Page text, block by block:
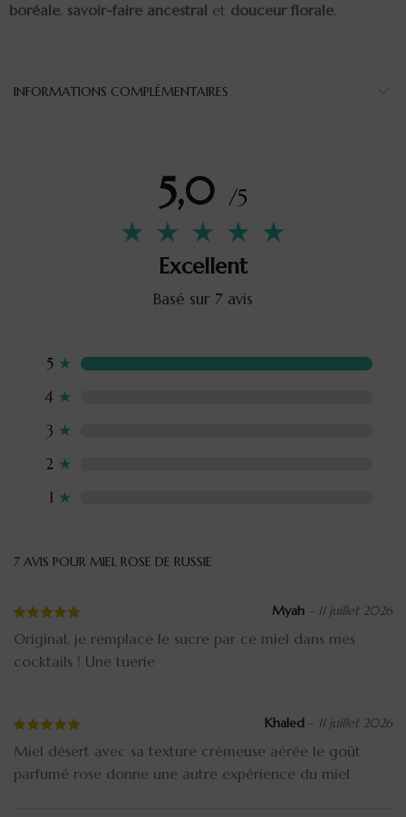
boréale, savoir-faire ancestral et douceur florale.
INFORMATIONS COMPLÉMENTAIRES
5,0 /5
★ ★ ★ ★ ★
Excellent
Basé sur 7 avis
5 ★
4 ★
3 ★
2 ★
1 ★
7 AVIS POUR MIEL ROSE DE RUSSIE
Myah – 11 juillet 2026
Original, je remplace le sucre par ce miel dans mes
cocktails ! Une tuerie
Khaled – 11 juillet 2026
Miel désert avec sa texture crémeuse aérée le goût
parfumé rose donne une autre expérience du miel